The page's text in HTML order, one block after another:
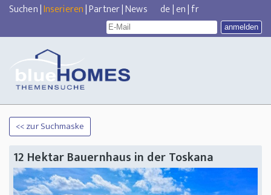
Suchen|Inserieren|Partner|News de|en|fr
<< zur Suchmaske
12 Hektar Bauernhaus in der Toskana